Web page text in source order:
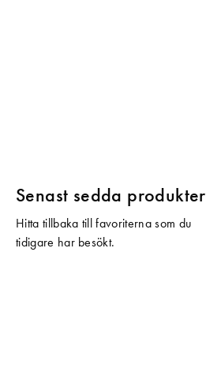
Senast sedda produkter
Hitta tillbaka till favoriterna som du
tidigare har besökt.